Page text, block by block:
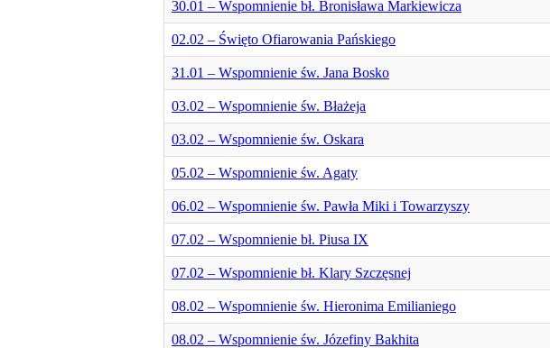
30.01 – Wspomnienie bł. Bronisława Markiewicza
02.02 – Święto Ofiarowania Pańskiego
31.01 – Wspomnienie św. Jana Bosko
03.02 – Wspomnienie św. Błażeja
03.02 – Wspomnienie św. Oskara
05.02 – Wspomnienie św. Agaty
06.02 – Wspomnienie św. Pawła Miki i Towarzyszy
07.02 – Wspomnienie bł. Piusa IX
07.02 – Wspomnienie bł. Klary Szczęsnej
08.02 – Wspomnienie św. Hieronima Emilianiego
08.02 – Wspomnienie św. Józefiny Bakhita